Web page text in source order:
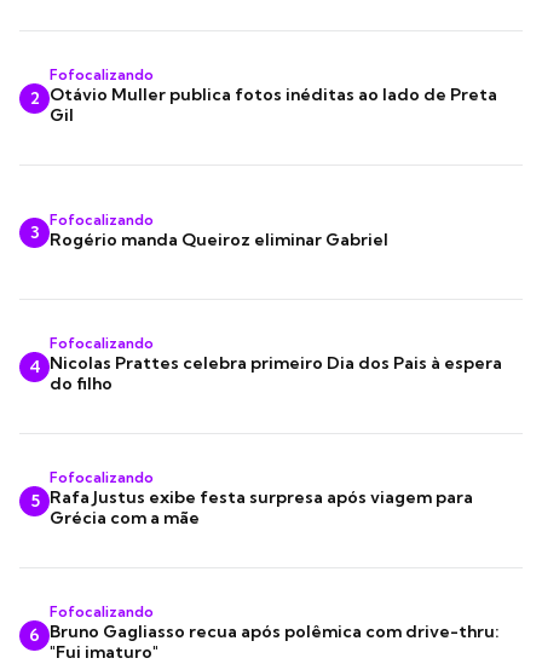
2
Fofocalizando
Otávio Muller publica fotos inéditas ao lado de Preta
Gil
3
Fofocalizando
Rogério manda Queiroz eliminar Gabriel
4
Fofocalizando
Nicolas Prattes celebra primeiro Dia dos Pais à espera
do filho
5
Fofocalizando
Rafa Justus exibe festa surpresa após viagem para
Grécia com a mãe
6
Fofocalizando
Bruno Gagliasso recua após polêmica com drive-thru:
"Fui imaturo"